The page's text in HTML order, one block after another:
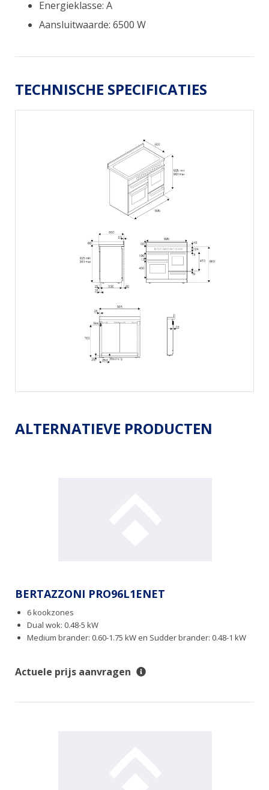
Energieklasse: A
Aansluitwaarde: 6500 W
TECHNISCHE SPECIFICATIES
ALTERNATIEVE PRODUCTEN
BERTAZZONI PRO96L1ENET
6 kookzones
Dual wok: 0.48-5 kW
Medium brander: 0.60-1.75 kW en Sudder brander: 0.48-1 kW
Actuele prijs aanvragen